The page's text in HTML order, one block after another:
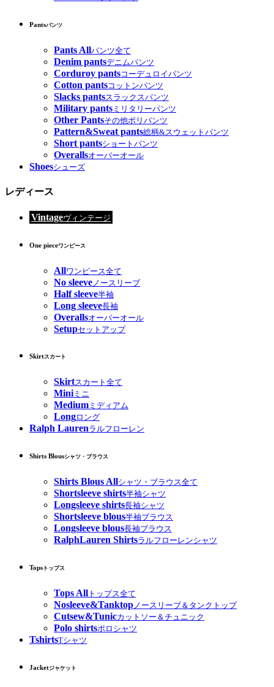
Pantsパンツ
Pants Allパンツ全て
Denim pantsデニムパンツ
Corduroy pantsコーデュロイパンツ
Cotton pantsコットンパンツ
Slacks pantsスラックスパンツ
Military pants ミリタリーパンツ
Other Pantsその他ポリパンツ
Pattern&Sweat pants総柄&スウェットパンツ
Short pantsショートパンツ
Overallsオーバーオール
Shoesシューズ
レディース
Vintageヴィンテージ
One pieceワンピース
Allワンピース全て
No sleeve ノースリーブ
Half sleeve半袖
Long sleeve長袖
Overallsオーバーオール
Setupセットアップ
Skirtスカート
Skirtスカート全て
Miniミニ
Medium ミディアム
Longロング
Ralph Laurenラルフローレン
Shirts Blousシャツ・ブラウス
Shirts Blous Allシャツ・ブラウス全て
Shortsleeve shirts半袖シャツ
Longsleeve shirts長袖シャツ
Shortsleeve blous半袖ブラウス
Longsleeve blous長袖ブラウス
RalphLauren Shirtsラルフローレンシャツ
Tops トップス
Tops All トップス全て
Nosleeve&Tanktopノースリーブ＆タンクトップ
Cutsew&Tunicカットソー＆チュニック
Polo shirtsポロシャツ
TshirtsTシャツ
Jacketジャケット